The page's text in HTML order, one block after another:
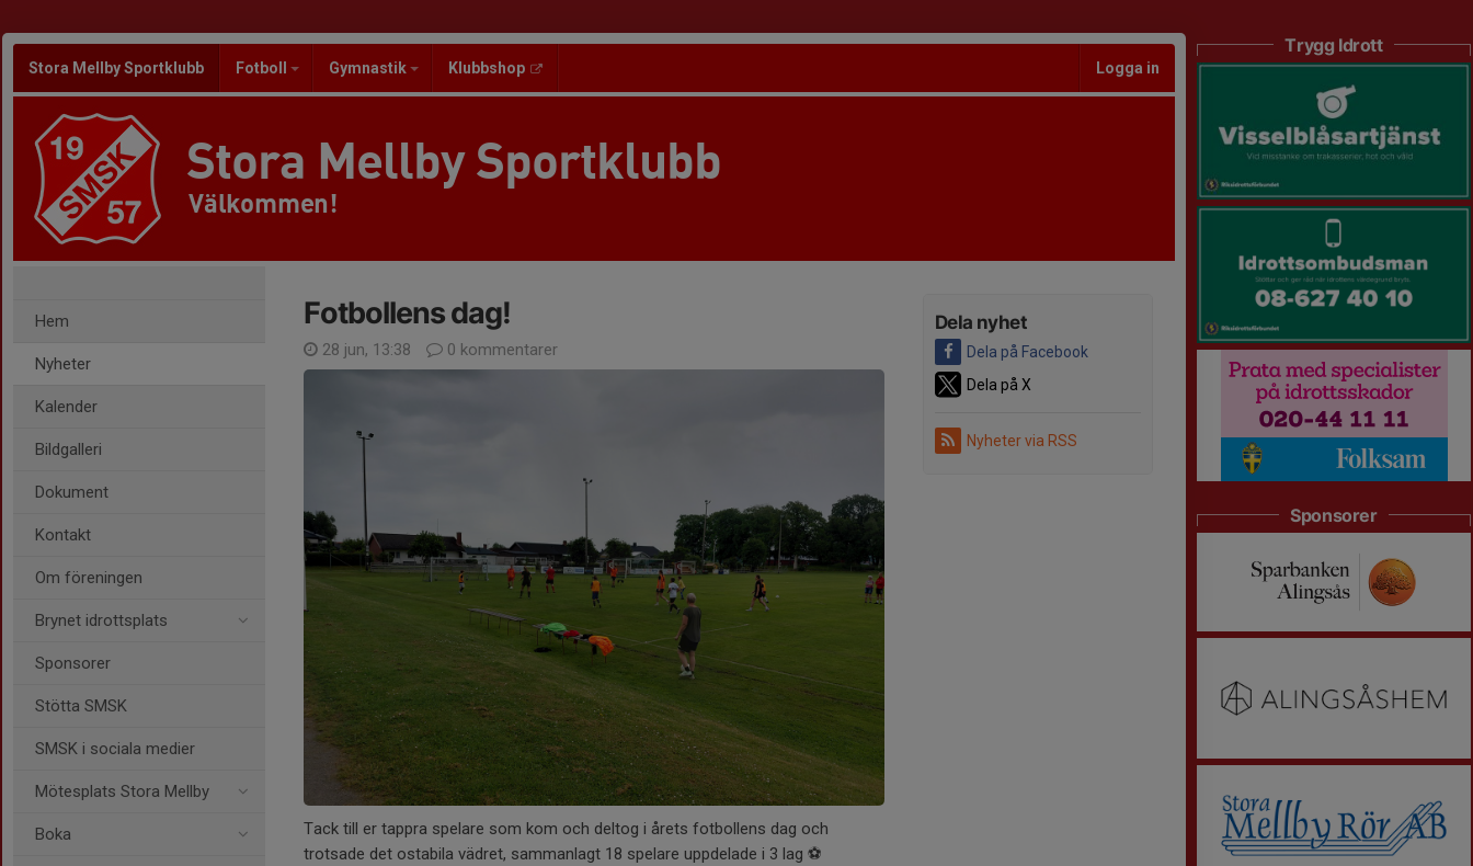
Stora Mellby Sportklubb Fotboll Gymnastik Klubbshop Logga in
Stora Mellby Sportklubb
Välkommen!
Hem
Nyheter
Kalender
Bildgalleri
Dokument
Kontakt
Om föreningen
Brynet idrottsplats
Sponsorer
Stötta SMSK
SMSK i sociala medier
Mötesplats Stora Mellby
Boka
Dela nyhet
Dela på Facebook
Dela på X
Nyheter via RSS
Fotbollens dag!
28 jun, 13:38 0 kommentarer
Tack till er tappra spelare som kom och deltog i årets fotbollens dag och
trotsade det ostabila vädret, sammanlagt 18 spelare uppdelade i 3 lag ⚽️
Trygg Idrott
Sponsorer